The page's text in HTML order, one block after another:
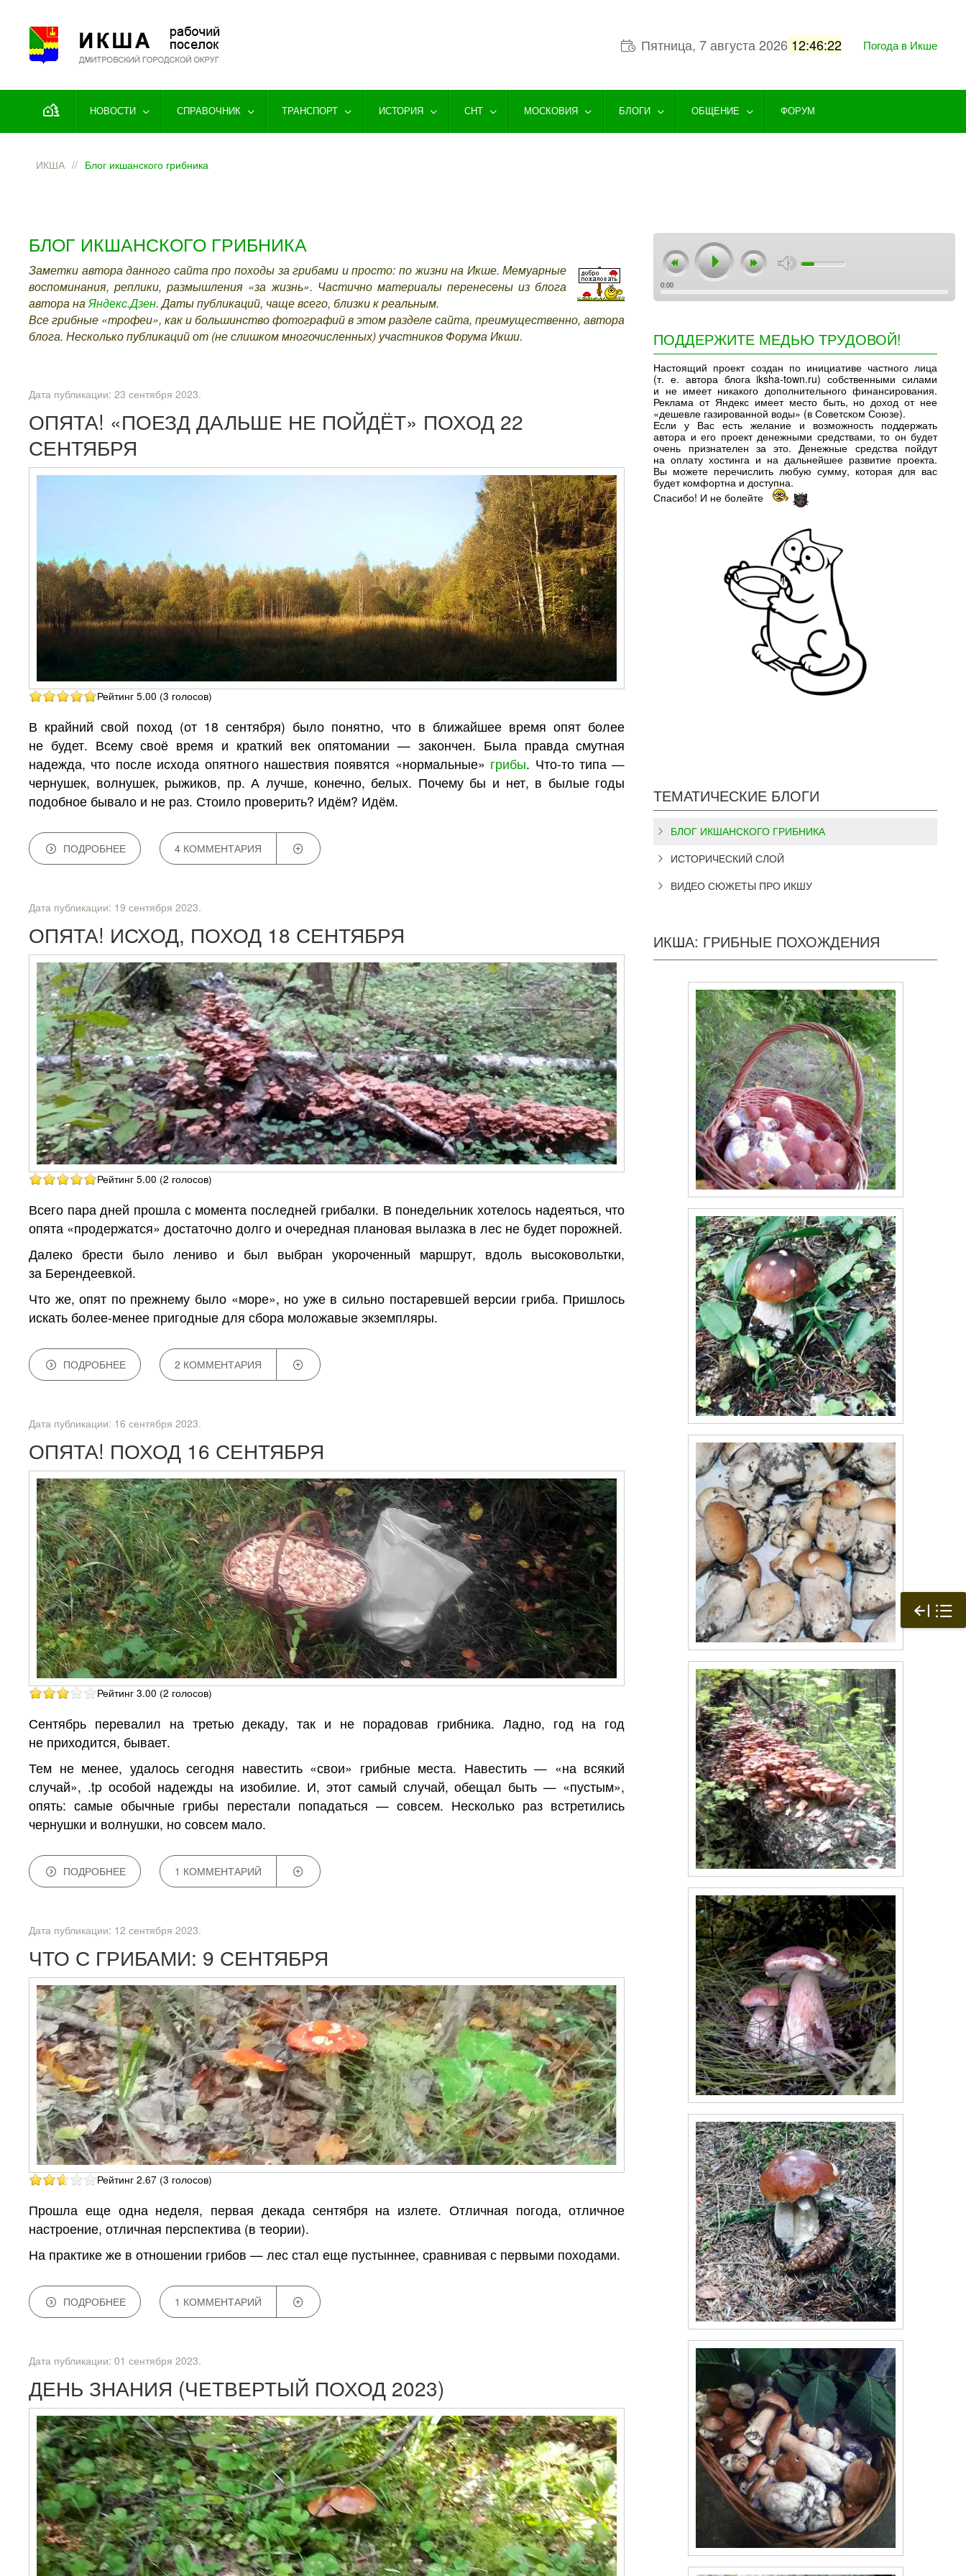
Перейти к содержимому Пятница, 7 августа 2026 12:46:23 Погода в Икше
НОВОСТИ СПРАВОЧНИК ТРАНСПОРТ ИСТОРИЯ СНТ МОСКОВИЯ БЛОГИ ОБЩЕНИЕ ФОРУМ
ИКША Блог икшанского грибника
БЛОГ ИКШАНСКОГО ГРИБНИКА
Заметки автора данного сайта про походы за грибами и просто: по жизни на Икше. Мемуарные
воспоминания, реплики, размышления «за жизнь». Частично материалы перенесены из блога
автора на Яндекс.Дзен. Даты публикаций, чаще всего, близки к реальным.
Все грибные «трофеи», как и большинство фотографий в этом разделе сайта, преимущественно, автора
блога. Несколько публикаций от (не слишком многочисленных) участников Форума Икши.
Дата публикации: 23 сентября 2023.
ОПЯТА! «ПОЕЗД ДАЛЬШЕ НЕ ПОЙДЁТ» ПОХОД 22
СЕНТЯБРЯ
Рейтинг 5.00 (3 голосов)
В крайний свой поход (от 18 сентября) было понятно, что в ближайшее время опят более
не будет. Всему своё время и краткий век опятомании — закончен. Была правда смутная
надежда, что после исхода опятного нашествия появятся «нормальные» грибы. Что-то типа —
чернушек, волнушек, рыжиков, пр. А лучше, конечно, белых. Почему бы и нет, в былые годы
подобное бывало и не раз. Стоило проверить? Идём? Идём.
ПОДРОБНЕЕ 4 КОММЕНТАРИЯ
Дата публикации: 19 сентября 2023.
ОПЯТА! ИСХОД, ПОХОД 18 СЕНТЯБРЯ
Рейтинг 5.00 (2 голосов)
Всего пара дней прошла с момента последней грибалки. В понедельник хотелось надеяться, что
опята «продержатся» достаточно долго и очередная плановая вылазка в лес не будет порожней.
Далеко брести было лениво и был выбран укороченный маршрут, вдоль высоковольтки,
за Берендеевкой.
Что же, опят по прежнему было «море», но уже в сильно постаревшей версии гриба. Пришлось
искать более-менее пригодные для сбора моложавые экземпляры.
ПОДРОБНЕЕ 2 КОММЕНТАРИЯ
Дата публикации: 16 сентября 2023.
ОПЯТА! ПОХОД 16 СЕНТЯБРЯ
Рейтинг 3.00 (2 голосов)
Сентябрь перевалил на третью декаду, так и не порадовав грибника. Ладно, год на год
не приходится, бывает.
Тем не менее, удалось сегодня навестить «свои» грибные места. Навестить — «на всякий
случай», .tp особой надежды на изобилие. И, этот самый случай, обещал быть — «пустым»,
опять: самые обычные грибы перестали попадаться — совсем. Несколько раз встретились
чернушки и волнушки, но совсем мало.
ПОДРОБНЕЕ 1 КОММЕНТАРИЙ
Дата публикации: 12 сентября 2023.
ЧТО С ГРИБАМИ: 9 СЕНТЯБРЯ
Рейтинг 2.67 (3 голосов)
Прошла еще одна неделя, первая декада сентября на излете. Отличная погода, отличное
настроение, отличная перспектива (в теории).
На практике же в отношении грибов — лес стал еще пустыннее, сравнивая с первыми походами.
ПОДРОБНЕЕ 1 КОММЕНТАРИЙ
Дата публикации: 01 сентября 2023.
ДЕНЬ ЗНАНИЯ (ЧЕТВЕРТЫЙ ПОХОД 2023)
0:00
ПОДДЕРЖИТЕ МЕДЬЮ ТРУДОВОЙ!
Настоящий проект создан по инициативе частного лица
(т. е. автора блога iksha-town.ru) собственными силами
и не имеет никакого дополнительного финансирования.
Реклама от Яндекс имеет место быть, но доход от нее
«дешевле газированной воды» (в Советском Союзе).
Если у Вас есть желание и возможность поддержать
автора и его проект денежными средствами, то он будет
очень признателен за это. Денежные средства пойдут
на оплату хостинга и на дальнейшее развитие проекта.
Вы можете перечислить любую сумму, которая для вас
будет комфортна и доступна.
Спасибо! И не болейте
ТЕМАТИЧЕСКИЕ БЛОГИ
БЛОГ ИКШАНСКОГО ГРИБНИКА
ИСТОРИЧЕСКИЙ СЛОЙ
ВИДЕО СЮЖЕТЫ ПРО ИКШУ
ИКША: ГРИБНЫЕ ПОХОЖДЕНИЯ